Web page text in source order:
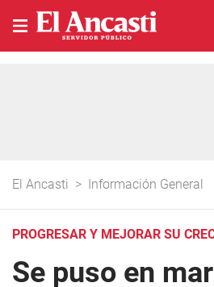
El Ancasti > Información General
PROGRESAR Y MEJORAR SU
Se puso en